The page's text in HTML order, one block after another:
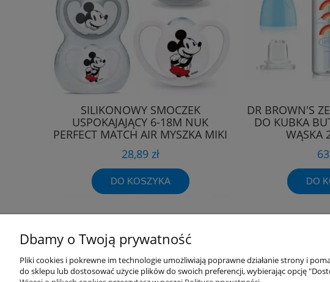
SILIKONOWY SMOCZEK
USPOKAJAJĄCY 6-18M NUK
PERFECT MATCH AIR MYSZKA MIKI
28,89 zł
DO KOSZYKA
DR BROWN'S
DO KUBKA
WĄSKA
DO
Przydatne linki Warunki zakupów
Dbamy o Twoją prywatność
Pliki cookies i pokrewne im technologie umożliwiają poprawne działanie strony i
do sklepu lub dostosować użycie plików do swoich preferencji, wybierając opcję